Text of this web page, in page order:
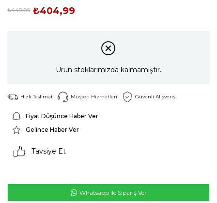
₺449,99 ₺404,99
Ürün stoklarımızda kalmamıştır.
Hızlı Teslimat Müşteri Hizmetleri Güvenli Alışveriş
Fiyat Düşünce Haber Ver
Gelince Haber Ver
Tavsiye Et
Whatsapp ile Sipariş Ver